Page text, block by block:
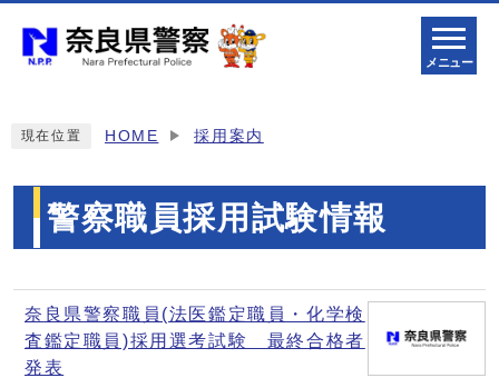
メニュー
現在位置 HOME 採用案内
警察職員採用試験情報
メインメニュー
奈良県警察職員(法医鑑定職員・化学検
査鑑定職員)採用選考試験 最終合格者
発表